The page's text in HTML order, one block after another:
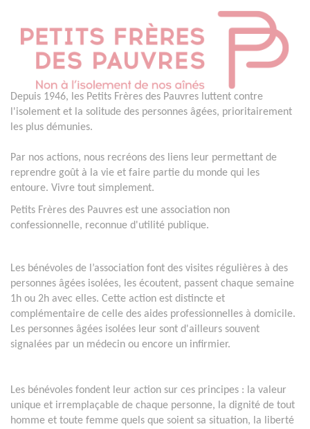
Depuis 1946, les Petits Frères des Pauvres luttent contre
l'isolement et la solitude des personnes âgées, prioritairement
les plus démunies.
Par nos actions, nous recréons des liens leur permettant de
reprendre goût à la vie et faire partie du monde qui les
entoure. Vivre tout simplement.
Petits Frères des Pauvres est une association non
confessionnelle, reconnue d'utilité publique.
Les bénévoles de l’association font des visites régulières à des
personnes âgées isolées, les écoutent, passent chaque semaine
1h ou 2h avec elles. Cette action est distincte et
complémentaire de celle des aides professionnelles à domicile.
Les personnes âgées isolées leur sont d'ailleurs souvent
signalées par un médecin ou encore un infirmier.
Les bénévoles fondent leur action sur ces principes : la valeur
unique et irremplaçable de chaque personne, la dignité de tout
homme et toute femme quels que soient sa situation, la liberté